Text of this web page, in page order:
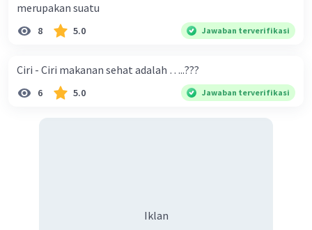
merupakan suatu
8 5.0 Jawaban terverifikasi
Ciri - Ciri makanan sehat adalah …..???
6 5.0 Jawaban terverifikasi
Iklan